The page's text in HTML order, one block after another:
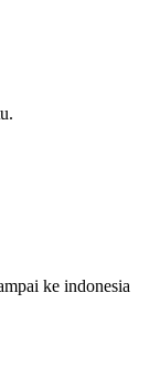
ke indonesia